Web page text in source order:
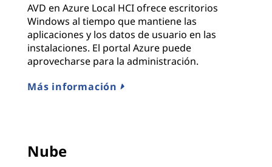
AVD en Azure Local HCI ofrece escritorios
Windows al tiempo que mantiene las
aplicaciones y los datos de usuario en las
instalaciones. El portal Azure puede
aprovecharse para la administración.
Más información
Nube